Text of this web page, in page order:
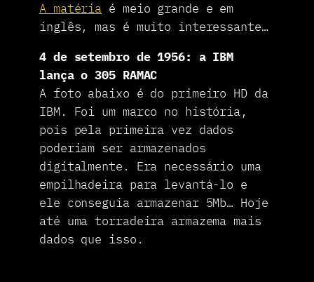
A matéria é meio grande e em
inglês, mas é muito interessante…
4 de setembro de 1956: a IBM
lança o 305 RAMAC
A foto abaixo é do primeiro HD da
IBM. Foi um marco no história,
pois pela primeira vez dados
poderiam ser armazenados
digitalmente. Era necessário uma
empilhadeira para levantá-lo e
ele conseguia armazenar 5Mb… Hoje
até uma torradeira armazema mais
dados que isso.